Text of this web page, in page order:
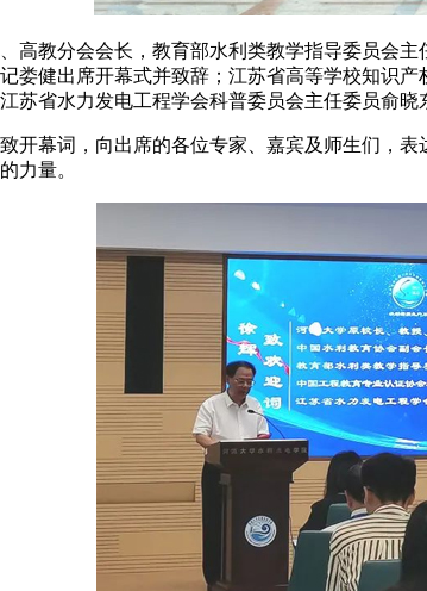
高教分会会长，教育部水利类教学指导委员会
娄健出席开幕式并致辞；江苏省高等学校知识
苏省水力发电工程学会科普委员会主任委员俞晓
开幕词，向出席的各位专家、嘉宾及师生们，
力量。